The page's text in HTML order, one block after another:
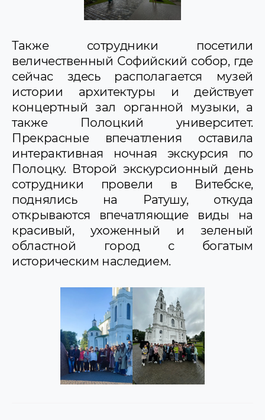
Также сотрудники посетили
величественный Софийский собор, где
сейчас здесь располагается музей
истории архитектуры и действует
концертный зал органной музыки, а
также Полоцкий университет.
Прекрасные впечатления оставила
интерактивная ночная экскурсия по
Полоцку. Второй экскурсионный день
сотрудники провели в Витебске,
поднялись на Ратушу, откуда
открываются впечатляющие виды на
красивый, ухоженный и зеленый
областной город с богатым
историческим наследием.